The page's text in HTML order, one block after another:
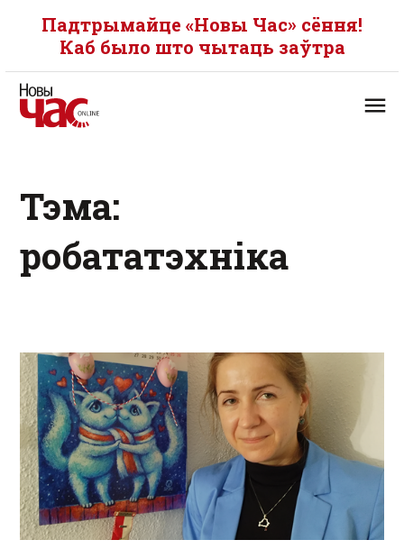
Падтрымайце «Новы Час» сёння!
Каб было што чытаць заўтра
Тэма:
робататэхніка